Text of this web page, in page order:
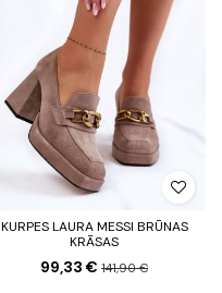
KURPES LAURA MESSI BRŪNAS
KRĀSAS
99,33 € 141,90 €